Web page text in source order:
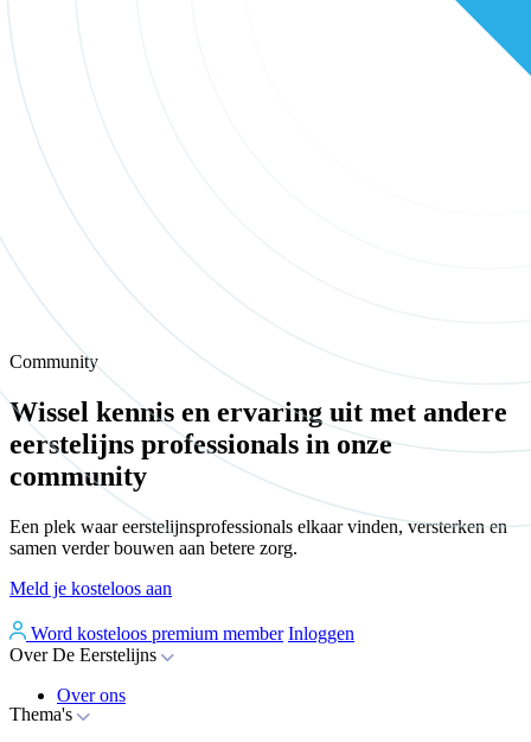
Community
Wissel kennis en ervaring uit met andere
eerstelijns professionals in onze
community
Een plek waar eerstelijnsprofessionals elkaar vinden, versterken en
samen verder bouwen aan betere zorg.
Meld je kosteloos aan
Word kosteloos premium member Inloggen
Over De Eerstelijns
Over ons
Nieuws
Thema's